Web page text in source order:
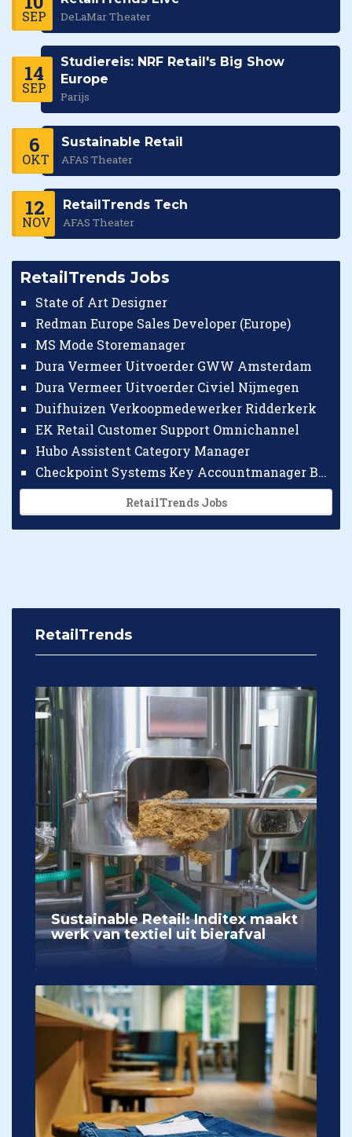
SEP DeLaMar Theater
14
SEP
Studiereis: NRF Retail's Big Show
Europe
Parijs
6
OKT
Sustainable Retail
AFAS Theater
12
NOV
RetailTrends Tech
AFAS Theater
RetailTrends Jobs
State of Art Designer
Redman Europe Sales Developer (Europe)
MS Mode Storemanager
Dura Vermeer Uitvoerder GWW Amsterdam
Dura Vermeer Uitvoerder Civiel Nijmegen
Duifhuizen Verkoopmedewerker Ridderkerk
EK Retail Customer Support Omnichannel
Hubo Assistent Category Manager
Checkpoint Systems Key Accountmanager Benelux
RetailTrends Jobs
RetailTrends
Sustainable Retail: Inditex maakt
werk van textiel uit bierafval